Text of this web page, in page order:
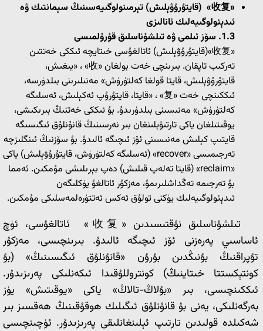
«
收复
»
(قايتۇرۇۋېلىش) تېرمىنولوگىيەسىنىڭ سېمانتىك ۋە
ئىدېئولوگىيەلىك ئانالىزى
1.3. سۆز ئىلمى ۋە تىلشۇناسلىق قۇرۇلمىسى
«收复»(قايتۇرۇۋېلىش) ئاتالغۇسى خىتايچە ئىككى خەتتىن
تەركىب تاپقان. بىرىنچى خەت بولغان «收» ، «يىغىش،
قايتۇرۇۋېلىش، قايتا قولغا كەلتۈرۈش» مەنىلىرىنى بىلدۈرسە،
ئىككىنچى خەت «复» ، «قايتا، قايتۇرۇپ ئەكېلىش، ئەسلىگە
كەلتۈرۈش» مەنىسىنى بىلدۈرىدۇ. بۇ ئىككى خەتنىڭ بىرىكىشى،
يوقىتىلغان ياكى تارتىۋېلىنغان بىر نەرسىنىڭ قانۇنلۇق ئىگىسىگە
قايتىپ كېلىش مەنىسىنى ئۆز ئىچىگە ئالىدۇ. بۇ سۆزنىڭ ئىنگلىزچە
تەرجىمىسى «recover» (ئەسلىگە كەلتۈرۈش، قايتۇرۇۋېلىش) ياكى
«reclaim» (قايتا تەلەپ قىلىش) دەپ بېرىلىشى مۇمكىن. ئەمما
بۇ تەرجىمە تەڭداشلىرىمۇ، مەزكۇر ئاتالغۇ يۈكلىگەن
ئىدېئولوگىيەلىك يۈكنى تولۇق ئەكس ئەتتۈرەلمەسلىكى مۇمكىن.
تىلشۇناسلىق نۇقتىسىدىن «收复» ئاتالغۇسى، ئۈچ
ئاساسىي پەرەزنى ئۆز ئىچىگە ئالىدۇ. بىرىنچىسى، مەزكۇر
تۇپراقنىڭ بۇنىڭدىن بۇرۇن «قانۇنلۇق ئىگىسىنىڭ» (بۇ
كونتېكستتا خىتاينىڭ) كونتروللۇقىدا ئىكەنلىكى پەرىزىدۇر.
ئىككىنچىسى، بىر «بۇلاڭ-تالاڭ» ياكى «يوقىتىش» يۈز
بەرگەنلىكى، يەنى بۇ قانۇنلۇق ئىگىلىك ھوقۇقىنىڭ ھەقسىز بىر
شەكىلدە قولىدىن تارتىپ ئېلىنغانلىقى پەرىزىدۇر. ئۈچىنچىسى